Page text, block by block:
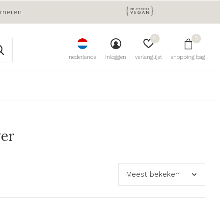
nederlands inloggen verlanglijst
0
shopping bag
0